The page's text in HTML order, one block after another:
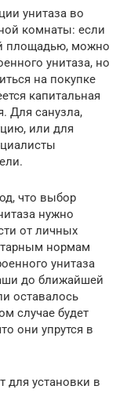
унитаза во
комнаты: если
площадью, можно
унитаза, но
на покупке
капитальная
Для санузла,
или для
что выбор
нужно
от личных
нормам
унитаза
до ближайшей
оставалось
случае будет
они упрутся в
для установки в